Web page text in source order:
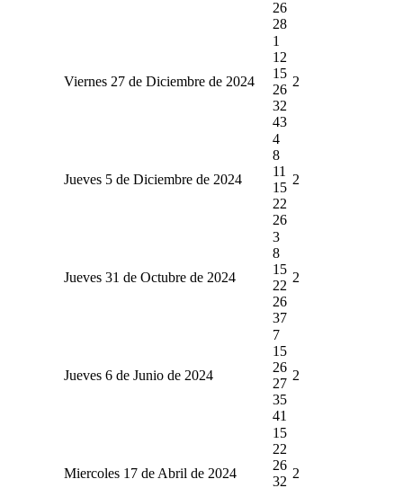
26
28
Viernes 27 de Diciembre de 2024
1
12
15
26
32
43
2
Jueves 5 de Diciembre de 2024
4
8
11
15
22
26
2
Jueves 31 de Octubre de 2024
3
8
15
22
26
37
2
Jueves 6 de Junio de 2024
7
15
26
27
35
41
2
Miercoles 17 de Abril de 2024
15
22
26
32
2